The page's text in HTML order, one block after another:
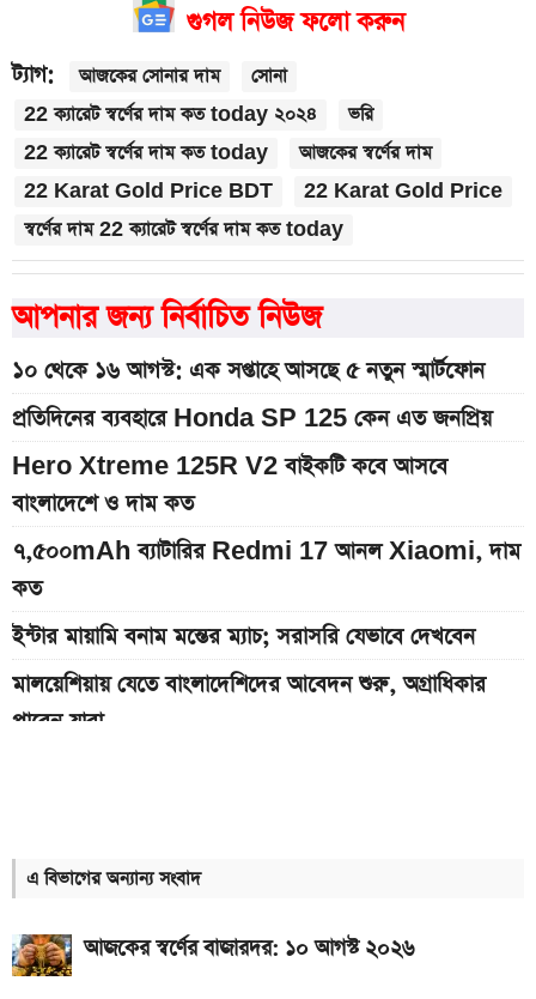
গুগল নিউজ ফলো করুন
ট্যাগ: আজকের সোনার দাম
সোনা
22 ক্যারেট স্বর্ণের দাম কত today ২০২৪
ভরি
22 ক্যারেট স্বর্ণের দাম কত today
আজকের স্বর্ণের দাম
22 Karat Gold Price BDT
22 Karat Gold Price
স্বর্ণের দাম 22 ক্যারেট স্বর্ণের দাম কত today
আপনার জন্য নির্বাচিত নিউজ
১০ থেকে ১৬ আগস্ট: এক সপ্তাহে আসছে ৫ নতুন স্মার্টফোন
প্রতিদিনের ব্যবহারে Honda SP 125 কেন এত জনপ্রিয়
Hero Xtreme 125R V2 বাইকটি কবে আসবে
বাংলাদেশে ও দাম কত
৭,৫০০mAh ব্যাটারির Redmi 17 আনল Xiaomi, দাম
কত
ইন্টার মায়ামি বনাম মন্তের ম্যাচ; সরাসরি যেভাবে দেখবেন
মালয়েশিয়ায় যেতে বাংলাদেশিদের আবেদন শুরু, অগ্রাধিকার
পাবেন যারা
আগামী সপ্তাহেই সুখবর, বেতন-ইনক্রিমেট নিয়ে যা জানা গেল
Xiaomi launches Redmi 17, থাকছে
৭,৫০০mAh ব্যাটারি ও ১২০Hz ডিসপ্লে
এ বিভাগের অন্যান্য সংবাদ
আজকের স্বর্ণের বাজারদর: ১০ আগস্ট ২০২৬